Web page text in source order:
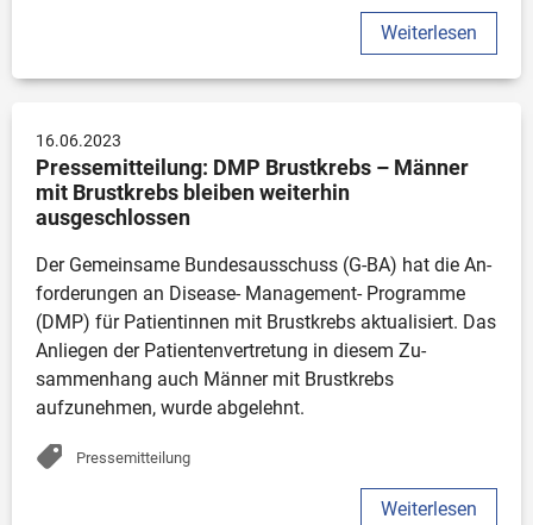
Weiterlesen
16.06.2023
Pressemitteilung: DMP Brustkrebs – Männer
mit Brustkrebs bleiben weiterhin
ausgeschlossen
Der Gemeinsame Bundesausschuss (G-BA) hat die An-
forderungen an Disease- Management- Programme
(DMP) für Patientinnen mit Brustkrebs aktualisiert. Das
Anliegen der Patientenvertretung in diesem Zu-
sammenhang auch Männer mit Brustkrebs
aufzunehmen, wurde abgelehnt.
Pressemitteilung
Weiterlesen